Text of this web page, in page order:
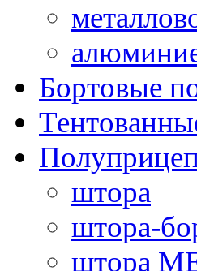
Бортовые
штора
штора-
штора